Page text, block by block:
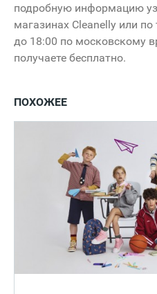
подробную информацию
магазинах Cleanelly или по
до 18:00 по московскому
получаете бесплатно.
ПОХОЖЕЕ